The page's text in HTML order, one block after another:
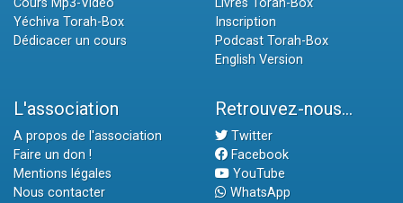
Cours Mp3-Vidéo
Yéchiva Torah-Box
Dédicacer un cours
Livres Torah-Box
Inscription
Podcast Torah-Box
English Version
L'association
A propos de l'association
Faire un don !
Mentions légales
Nous contacter
Retrouvez-nous...
Twitter
Facebook
YouTube
WhatsApp